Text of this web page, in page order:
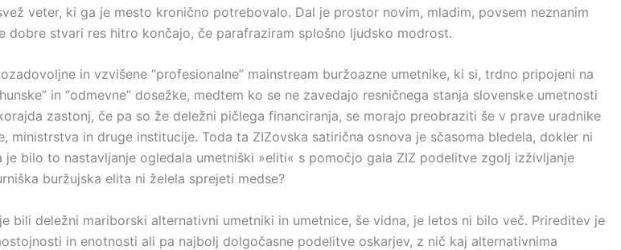
veter, ki ga je mesto kronično potrebovalo. Dal je prostor novim, mladim, povsem neznanim
stvari res hitro končajo, če parafraziram splošno ljudsko modrost.
in vzvišene “profesionalne” mainstream buržoazne umetnike, ki si, trdno pripojeni na
in “odmevne” dosežke, medtem ko se ne zavedajo resničnega stanja slovenske umetnosti
zastonj, če pa so že deležni pičlega financiranja, se morajo preobraziti še v prave uradnike
in druge institucije. Toda ta ZIZovska satirična osnova je sčasoma bledela, dokler ni
bilo to nastavljanje ogledala umetniški »eliti« s pomočjo gala ZIZ podelitve zgolj izživljanje
buržujska elita ni želela sprejeti medse?
bili deležni mariborski alternativni umetniki in umetnice, še vidna, je letos ni bilo več. Prireditev je
in enotnosti ali pa najbolj dolgočasne podelitve oskarjev, z nič kaj alternativnima